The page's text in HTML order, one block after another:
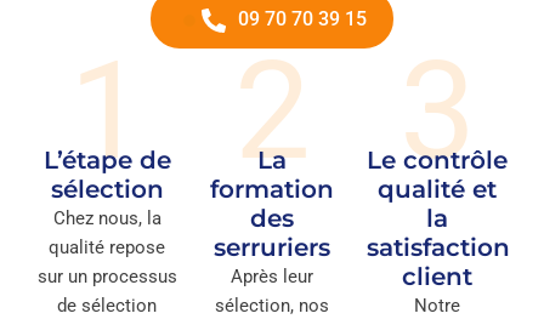
09 70 70 39 15
1
L’étape de
sélection
Chez nous, la
qualité repose
sur un processus
de sélection
2
La
formation
des
serruriers
Après leur
sélection, nos
3
Le contrôle
qualité et
la
satisfaction
client
Notre